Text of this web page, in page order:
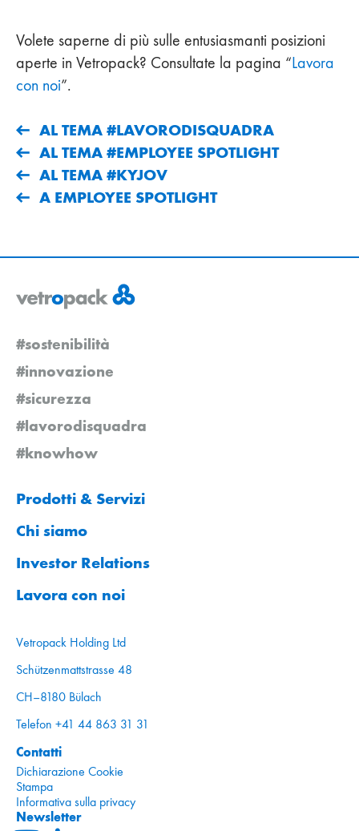
Volete saperne di più sulle entusiasmanti posizioni
aperte in Vetropack? Consultate la pagina “Lavora
con noi”.
AL TEMA #LAVORODISQUADRA
AL TEMA #EMPLOYEE SPOTLIGHT
AL TEMA #KYJOV
A EMPLOYEE SPOTLIGHT
#sostenibilità
#innovazione
#sicurezza
#lavorodisquadra
#knowhow
Prodotti & Servizi
Chi siamo
Investor Relations
Lavora con noi
Vetropack Holding Ltd
Schützenmattstrasse 48
CH–8180 Bülach
Telefon +41 44 863 31 31
Contatti
Dichiarazione Cookie
Stampa
Informativa sulla privacy
Newsletter